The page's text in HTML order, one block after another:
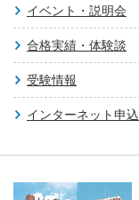
イベント・説明会
合格実績・体験談
受験情報
インターネット申込